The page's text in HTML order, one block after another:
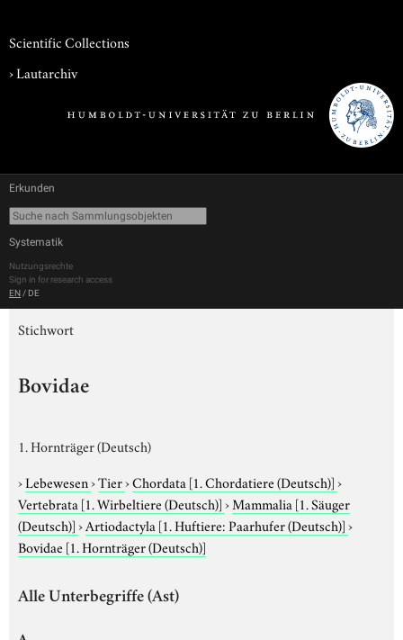
Scientific Collections
›Lautarchiv
Erkunden
Systematik
Nutzungsrechte
Sign in for research access
EN / DE
Stichwort
Bovidae
1. Hornträger (Deutsch)
›Lebewesen›Tier›Chordata [1. Chordatiere (Deutsch)]›
Vertebrata [1. Wirbeltiere (Deutsch)]›Mammalia [1. Säuger
(Deutsch)]›Artiodactyla [1. Huftiere: Paarhufer (Deutsch)]›
Bovidae [1. Hornträger (Deutsch)]
Alle Unterbegriffe (Ast)